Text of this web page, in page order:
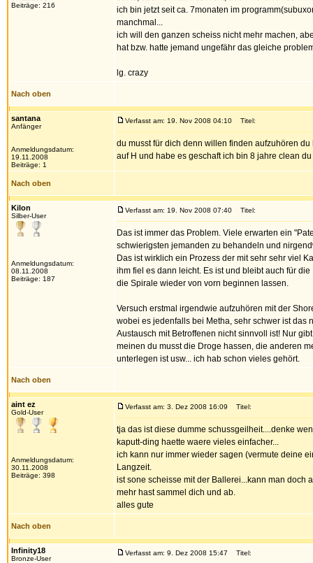
Beiträge: 216
ich bin jetzt seit ca. 7monaten im
manchmal...
ich will den ganzen scheiss nicht mehr machen,
hat bzw. hatte jemand ungefähr das gleiche
lg. crazy
Nach oben
santana
Anfänger
Anmeldungsdatum:
19.11.2008
Beiträge: 1
Verfasst am: 19. Nov 2008 04:10 Titel:
du musst für dich denn willen finden aufzuhören
auf H und habe es geschaft ich bin 8 jahre clean
Nach oben
Kilon
Silber-User
Anmeldungsdatum:
08.11.2008
Beiträge: 187
Verfasst am: 19. Nov 2008 07:40 Titel:
Das ist immer das Problem. Viele erwarten ein
schwierigsten jemanden zu behandeln und
Das ist wirklich ein Prozess der mit sehr sehr viel
ihm fiel es dann leicht. Es ist und bleibt auch für
die Spirale wieder von vorn beginnen lassen.
Versuch erstmal irgendwie aufzuhören mit der
wobei es jedenfalls bei Metha, sehr schwer ist das
Austausch mit Betroffenen nicht sinnvoll ist! Nur
meinen du musst die Droge hassen, die anderen
unterlegen ist usw... ich hab schon vieles gehört.
Nach oben
aint ez
Gold-User
Anmeldungsdatum:
30.11.2008
Beiträge: 398
Verfasst am: 3. Dez 2008 16:09 Titel:
tja das ist diese dumme schussgeilheit....denke
kaputt-ding haette waere vieles einfacher...
ich kann nur immer wieder sagen (vermute deine
Langzeit.
ist sone scheisse mit der Ballerei...kann man doch
mehr hast sammel dich und ab.
alles gute
Nach oben
Infinity18
Bronze-User
Verfasst am: 9. Dez 2008 15:47 Titel: